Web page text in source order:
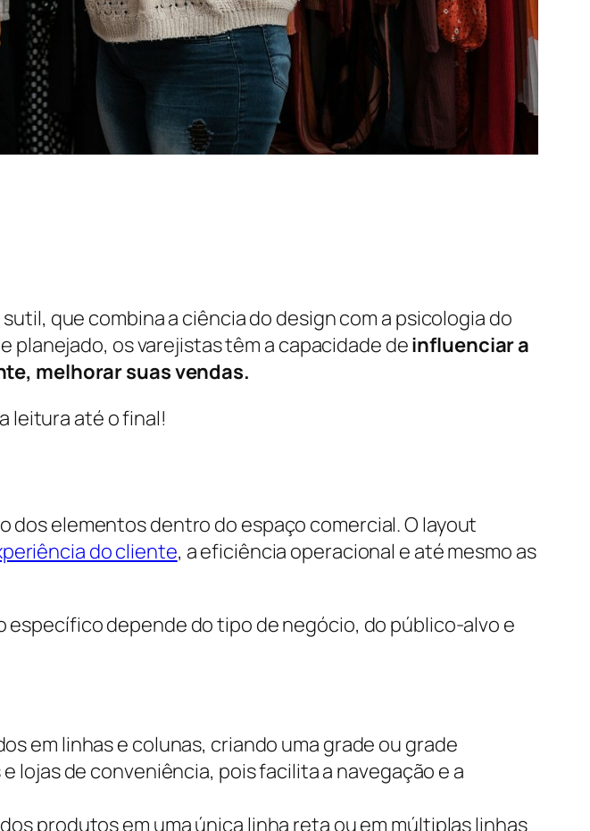
que combina a ciência do design com a psicologia do
os varejistas têm a capacidade deinfluenciar a
melhorar suas vendas.
leitura até o final!
dos elementos dentro do espaço comercial. O layout
do cliente, a eficiência operacional e até mesmo as
específico depende do tipo de negócio, do público-alvo e
em linhas e colunas, criando uma grade ou grade
lojas de conveniência, pois facilita a navegação e a
produtos em uma única linha reta ou em múltiplas linhas